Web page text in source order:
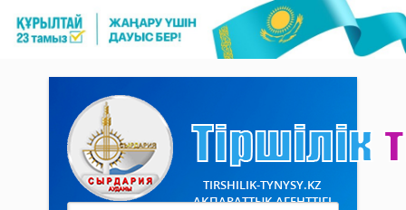
TIRSHILIK-TYNYSY.KZ
АҚПАРАТТЫҚ АГЕНТТІГІ